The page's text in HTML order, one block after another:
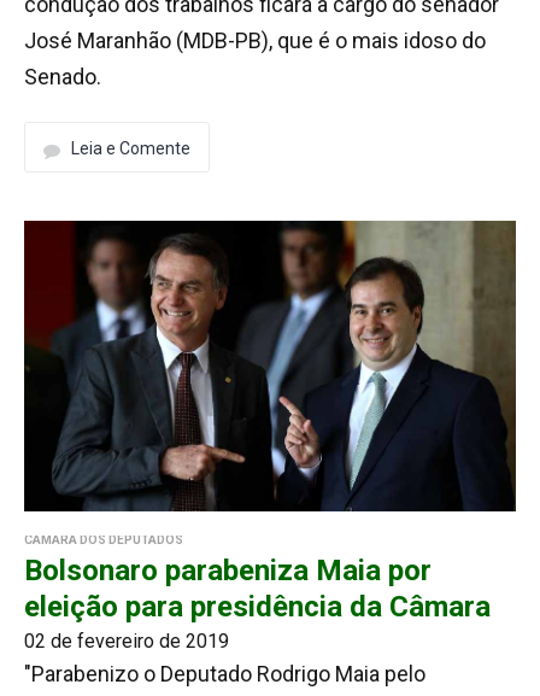
José Maranhão (MDB-PB), que é o mais idoso do
Senado.
Leia e Comente
CÂMARA DOS DEPUTADOS
Bolsonaro parabeniza Maia por
eleição para presidência da Câmara
02 de fevereiro de 2019
"Parabenizo o Deputado Rodrigo Maia pelo